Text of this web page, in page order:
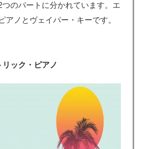
つのパートに分かれています。エ
アノとヴェイパー・キーです。
ック・ピアノ